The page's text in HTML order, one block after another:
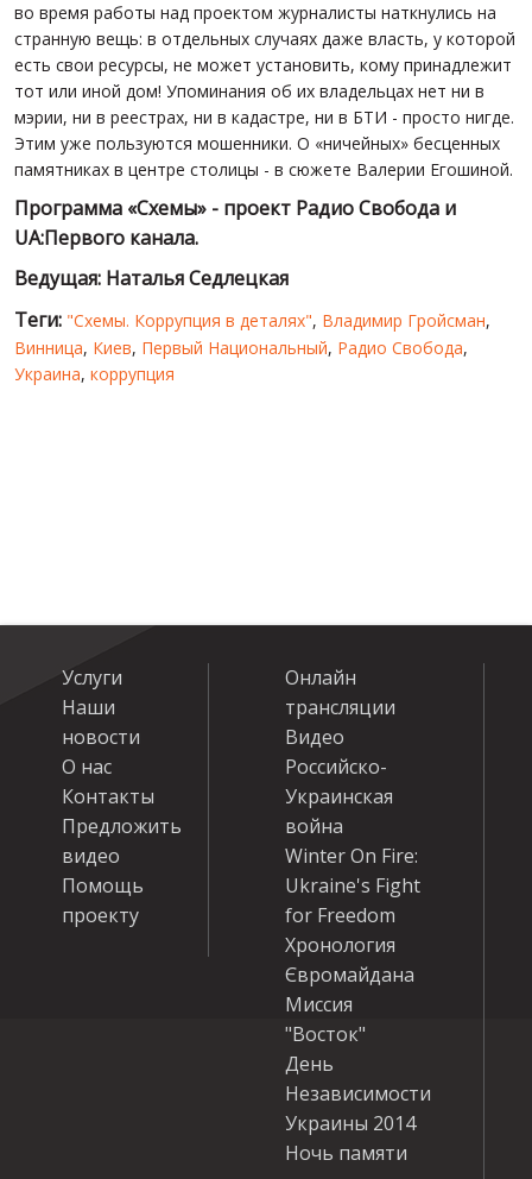
во время работы над проектом журналисты наткнулись на
странную вещь: в отдельных случаях даже власть, у которой
есть свои ресурсы, не может установить, кому принадлежит
тот или иной дом! Упоминания об их владельцах нет ни в
мэрии, ни в реестрах, ни в кадастре, ни в БТИ - просто нигде.
Этим уже пользуются мошенники. О «ничейных» бесценных
памятниках в центре столицы - в сюжете Валерии Егошиной.
Программа «Схемы» - проект Радио Свобода и
UA:Первого канала.
Ведущая: Наталья Седлецкая
Теги: "Схемы. Коррупция в деталях", Владимир Гройсман,
Винница, Киев, Первый Национальный, Радио Свобода,
Украина, коррупция
Услуги
Наши
новости
О нас
Контакты
Предложить
видео
Помощь
проекту
Онлайн
трансляции
Видео
Российско-
Украинская
война
Winter On Fire:
Ukraine's Fight
for Freedom
Хронология
Євромайдана
Миссия
"Восток"
День
Независимости
Украины 2014
Ночь памяти